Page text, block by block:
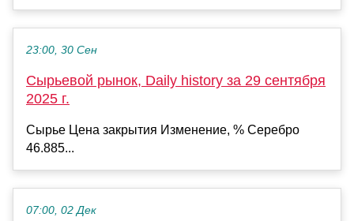
23:00, 30 Сен
Сырьевой рынок, Daily history за 29 сентября
2025 г.
Сырье Цена закрытия Изменение, % Серебро
46.885...
07:00, 02 Дек